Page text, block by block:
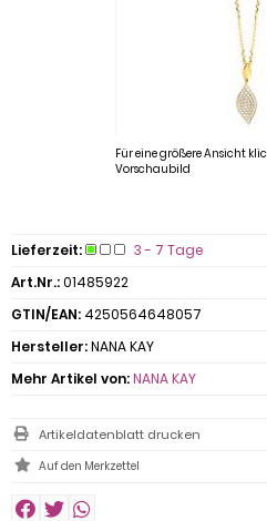
Für eine größere Ansicht
Vorschaubild
Lieferzeit:
3 - 7 Tage
Art.Nr.:01485922
GTIN/EAN: 4250564648057
Hersteller:NANA KAY
Mehr Artikel von:NANA KAY
Artikeldatenblatt drucken